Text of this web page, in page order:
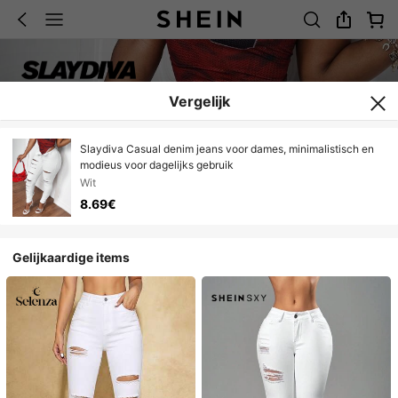
Vergelijk
Slaydiva Casual denim jeans voor dames, minimalistisch en
modieus voor dagelijks gebruik
Wit
8.69€
Gelijkaardige items